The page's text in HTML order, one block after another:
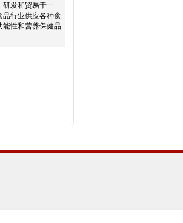
研发和贸易于一
品行业供应各种食
能性和营养保健品